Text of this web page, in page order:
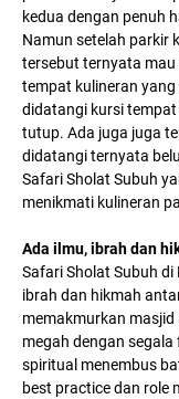
kedua dengan penuh
Namun setelah parkir
tersebut ternyata
tempat kulineran
didatangi kursi
tutup. Ada juga juga
didatangi ternyata
Safari Sholat Subuh
menikmati kulineran
Ada ilmu, ibrah dan
Safari Sholat Subuh
ibrah dan hikmah
memakmurkan
megah dengan
spiritual menembus
best practice dan role